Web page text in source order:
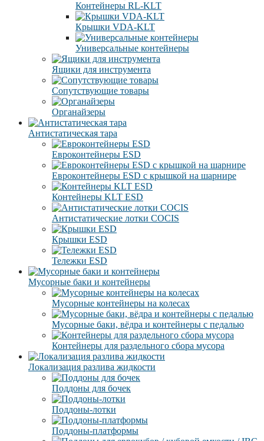
Контейнеры RL-KLT
Крышки VDA-KLT
Универсальные контейнеры
Ящики для инструмента
Сопутствующие товары
Органайзеры
Антистатическая тара
Eвроконтейнеры ЕSD
Евроконтейнеры ESD с крышкой на шарнире
Контейнеры KLT ESD
Антистатические лотки COCIS
Крышки ESD
Тележки ESD
Мусорные баки и контейнеры
Мусорные контейнеры на колесах
Мусорные баки, вёдра и контейнеры с педалью
Контейнеры для раздельного сбора мусора
Локализация разлива жидкости
Поддоны для бочек
Поддоны-лотки
Поддоны-платформы